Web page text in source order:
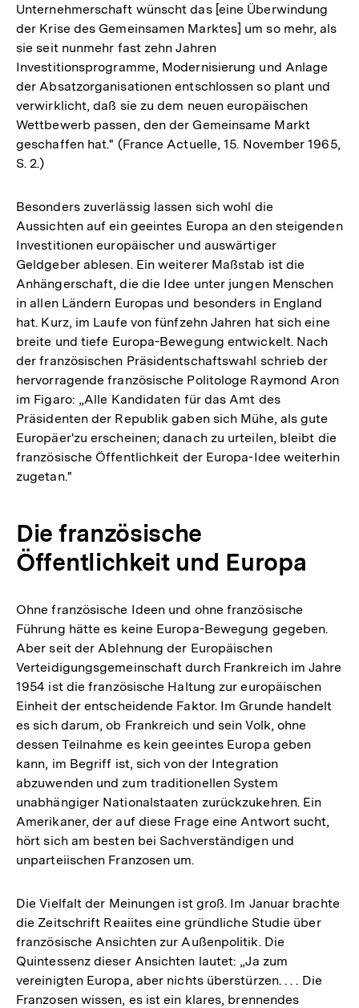
Unternehmerschaft wünscht das [eine Überwindung
der Krise des Gemeinsamen Marktes] um so mehr, als
sie seit nunmehr fast zehn Jahren
Investitionsprogramme, Modernisierung und Anlage
der Absatzorganisationen entschlossen so plant und
verwirklicht, daß sie zu dem neuen europäischen
Wettbewerb passen, den der Gemeinsame Markt
geschaffen hat." (France Actuelle, 15. November 1965,
S. 2.)
Besonders zuverlässig lassen sich wohl die
Aussichten auf ein geeintes Europa an den steigenden
Investitionen europäischer und auswärtiger
Geldgeber ablesen. Ein weiterer Maßstab ist die
Anhängerschaft, die die Idee unter jungen Menschen
in allen Ländern Europas und besonders in England
hat. Kurz, im Laufe von fünfzehn Jahren hat sich eine
breite und tiefe Europa-Bewegung entwickelt. Nach
der französischen Präsidentschaftswahl schrieb der
hervorragende französische Politologe Raymond Aron
im Figaro: „Alle Kandidaten für das Amt des
Präsidenten der Republik gaben sich Mühe, als gute
Europäer'zu erscheinen; danach zu urteilen, bleibt die
französische Öffentlichkeit der Europa-Idee weiterhin
zugetan."
Die französische
Öffentlichkeit und Europa
Ohne französische Ideen und ohne französische
Führung hätte es keine Europa-Bewegung gegeben.
Aber seit der Ablehnung der Europäischen
Verteidigungsgemeinschaft durch Frankreich im Jahre
1954 ist die französische Haltung zur europäischen
Einheit der entscheidende Faktor. Im Grunde handelt
es sich darum, ob Frankreich und sein Volk, ohne
dessen Teilnahme es kein geeintes Europa geben
kann, im Begriff ist, sich von der Integration
abzuwenden und zum traditionellen System
unabhängiger Nationalstaaten zurückzukehren. Ein
Amerikaner, der auf diese Frage eine Antwort sucht,
hört sich am besten bei Sachverständigen und
unparteiischen Franzosen um.
Die Vielfalt der Meinungen ist groß. Im Januar brachte
die Zeitschrift Reaiites eine gründliche Studie über
französische Ansichten zur Außenpolitik. Die
Quintessenz dieser Ansichten lautet: „Ja zum
vereinigten Europa, aber nichts überstürzen. . . . Die
Franzosen wissen, es ist ein klares, brennendes